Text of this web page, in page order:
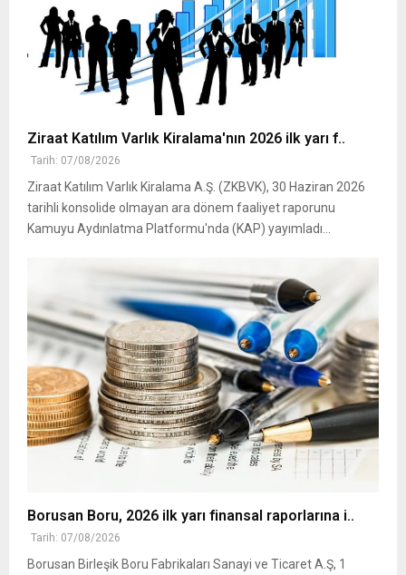
Ziraat Katılım Varlık Kiralama'nın 2026 ilk yarı f..
Tarih: 07/08/2026
Ziraat Katılım Varlık Kiralama A.Ş. (ZKBVK), 30 Haziran 2026
tarihli konsolide olmayan ara dönem faaliyet raporunu
Kamuyu Aydınlatma Platformu'nda (KAP) yayımladı...
Borusan Boru, 2026 ilk yarı finansal raporlarına i..
Tarih: 07/08/2026
Borusan Birleşik Boru Fabrikaları Sanayi ve Ticaret A.Ş, 1